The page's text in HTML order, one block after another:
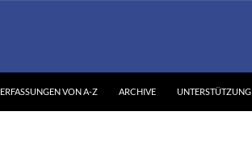
ERFASSUNGEN VON A-Z ARCHIVE UNTERSTÜTZUNG